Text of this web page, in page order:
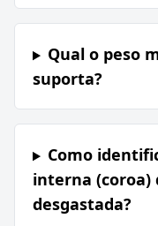
Qual o peso
suporta?
Como
interna (coroa)
desgastada?